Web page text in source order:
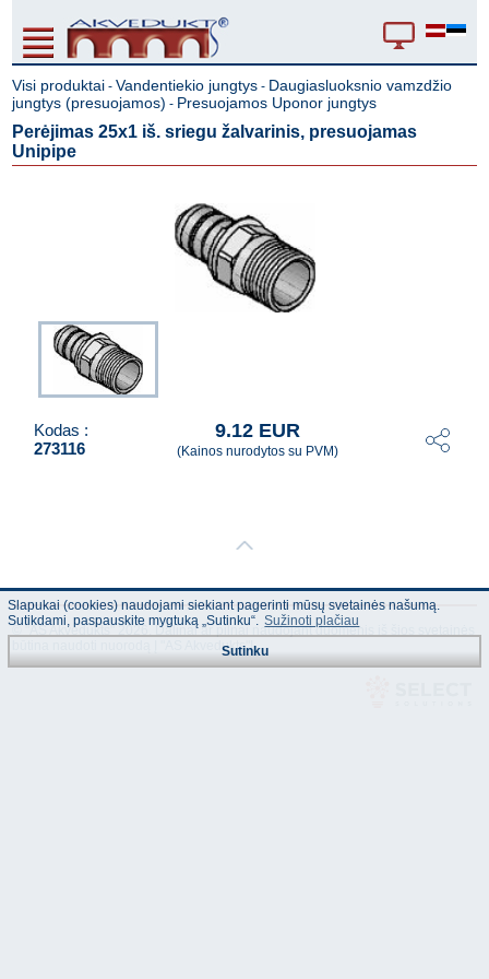
Visi produktai -Vandentiekio jungtys - Daugiasluoksnio vamzdžio
jungtys (presuojamos) - Presuojamos Uponor jungtys
Perėjimas 25x1 iš. sriegu žalvarinis, presuojamas
Unipipe
Kodas :
273116
9.12 EUR
(Kainos nurodytos su PVM)
© "AS Akvedukts" 2026. Dalinai ar pilnai naudojant duomenis iš šios svetainės
būtina naudoti nuorodą Į "AS Akvedukts"!
Slapukai (cookies) naudojami siekiant pagerinti mūsų svetainės našumą.
Sutikdami, paspauskite mygtuką „Sutinku“. Sužinoti plačiau
Sutinku